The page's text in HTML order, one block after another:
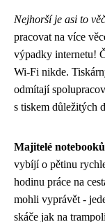
Nejhorší je asi to
pracovat na více
výpadky internetu!
Wi-Fi nikde.
odmítají
s tiskem důležitých
Majitelé
vybíjí o pětinu
hodinu práce na
mohli vyprávět -
skáče jak na